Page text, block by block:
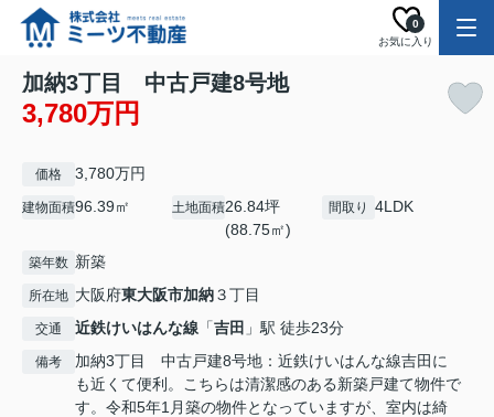
お気に入り
0
加納3丁目 中古戸建8号地
3,780万円
価格 3,780万円
建物面積96.39㎡ 土地面積26.84坪
(88.75㎡)
間取り 4LDK
築年数 新築
所在地 大阪府東大阪市加納３丁目
交通 近鉄けいはんな線 「吉田 」駅 徒歩23分
備考
加納3丁目 中古戸建8号地：近鉄けいはんな線吉田に
も近くて便利。こちらは清潔感のある新築戸建て物件で
す。令和5年1月築の物件となっていますが、室内は綺